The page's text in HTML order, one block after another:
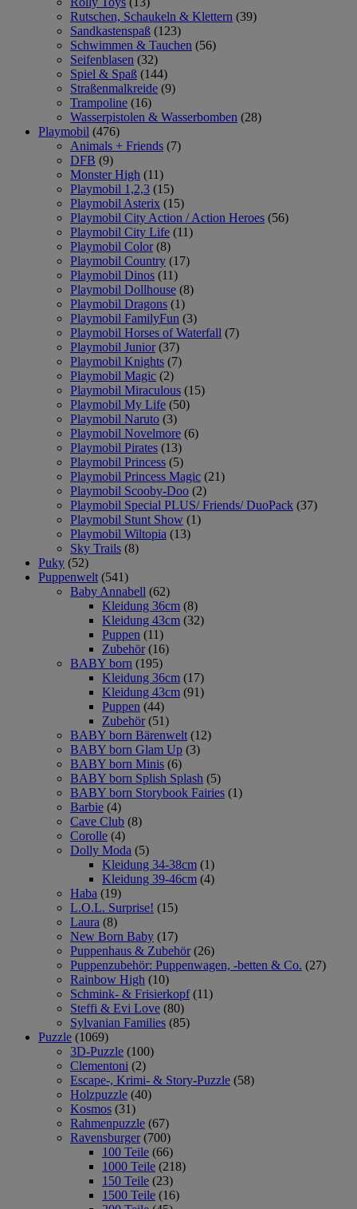
Rutschen, Schaukeln & Klettern (39)
Sandkastenspaß (123)
Schwimmen & Tauchen (56)
Seifenblasen (32)
Spiel & Spaß (144)
Straßenmalkreide (9)
Trampoline (16)
Wasserpistolen & Wasserbomben (28)
Playmobil (476)
Animals + Friends (7)
DFB (9)
Monster High (11)
Playmobil 1,2,3 (15)
Playmobil Asterix (15)
Playmobil City Action / Action Heroes (56)
Playmobil City Life (11)
Playmobil Color (8)
Playmobil Country (17)
Playmobil Dinos (11)
Playmobil Dollhouse (8)
Playmobil Dragons (1)
Playmobil FamilyFun (3)
Playmobil Horses of Waterfall (7)
Playmobil Junior (37)
Playmobil Knights (7)
Playmobil Magic (2)
Playmobil Miraculous (15)
Playmobil My Life (50)
Playmobil Naruto (3)
Playmobil Novelmore (6)
Playmobil Pirates (13)
Playmobil Princess (5)
Playmobil Princess Magic (21)
Playmobil Scooby-Doo (2)
Playmobil Special PLUS/ Friends/ DuoPack (37)
Playmobil Stunt Show (1)
Playmobil Wiltopia (13)
Sky Trails (8)
Puky (52)
Puppenwelt (541)
Baby Annabell (62)
Kleidung 36cm (8)
Kleidung 43cm (32)
Puppen (11)
Zubehör (16)
BABY born (195)
Kleidung 36cm (17)
Kleidung 43cm (91)
Puppen (44)
Zubehör (51)
BABY born Bärenwelt (12)
BABY born Glam Up (3)
BABY born Minis (6)
BABY born Splish Splash (5)
BABY born Storybook Fairies (1)
Barbie (4)
Cave Club (8)
Corolle (4)
Dolly Moda (5)
Kleidung 34-38cm (1)
Kleidung 39-46cm (4)
Haba (19)
L.O.L. Surprise! (15)
Laura (8)
New Born Baby (17)
Puppenhaus & Zubehör (26)
Puppenzubehör: Puppenwagen, -betten & Co. (27)
Rainbow High (10)
Schmink- & Frisierkopf (11)
Steffi & Evi Love (80)
Sylvanian Families (85)
Puzzle (1069)
3D-Puzzle (100)
Clementoni (2)
Escape-, Krimi- & Story-Puzzle (58)
Holzpuzzle (40)
Kosmos (31)
Rahmenpuzzle (67)
Ravensburger (700)
100 Teile (66)
1000 Teile (218)
150 Teile (23)
1500 Teile (16)